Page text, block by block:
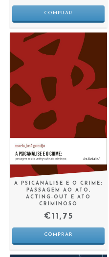
A PSICANÁLISE E O CRIME:
PASSAGEM AO ATO,
ACTING-OUT E ATO
CRIMINOSO
€11,75